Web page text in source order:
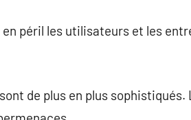
péril les utilisateurs et les
de plus en plus